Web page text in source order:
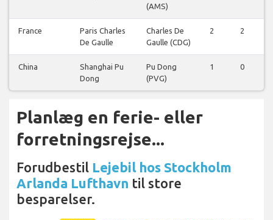
(AMS)
France
Paris Charles
De Gaulle
Charles De
Gaulle (CDG)
2 2
China
Shanghai Pu
Dong
Pu Dong
(PVG)
1 0
Planlæg en ferie- eller
forretningsrejse...
Forudbestil Lejebil hos Stockholm
Arlanda Lufthavn til store
besparelser.